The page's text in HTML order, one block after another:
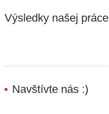
Výsledky našej práce
Navštívte nás :)